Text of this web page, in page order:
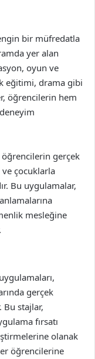
bir müfredatla
yer alan
oyun ve
eğitimi, drama gibi
öğrencilerin hem
gerçek
ve çocuklarla
Bu uygulamalar,
mesleğine
gerçek
Bu stajlar,
fırsatı
olanak
öğrencilerine